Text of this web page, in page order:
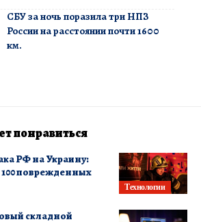
СБУ за ночь поразила три НПЗ
России на расстоянии почти 1600
км.
понравиться
Технологии
РФ на Украину:
100 поврежденных
складной